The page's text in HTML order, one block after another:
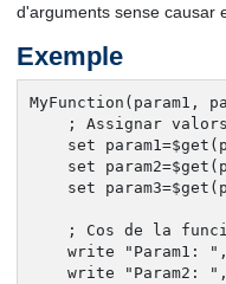
d'arguments sense causar
Exemple
MyFunction(param1,
; Assignar
set
set
set
; Cos de la
write "Param1:
write "Param2: